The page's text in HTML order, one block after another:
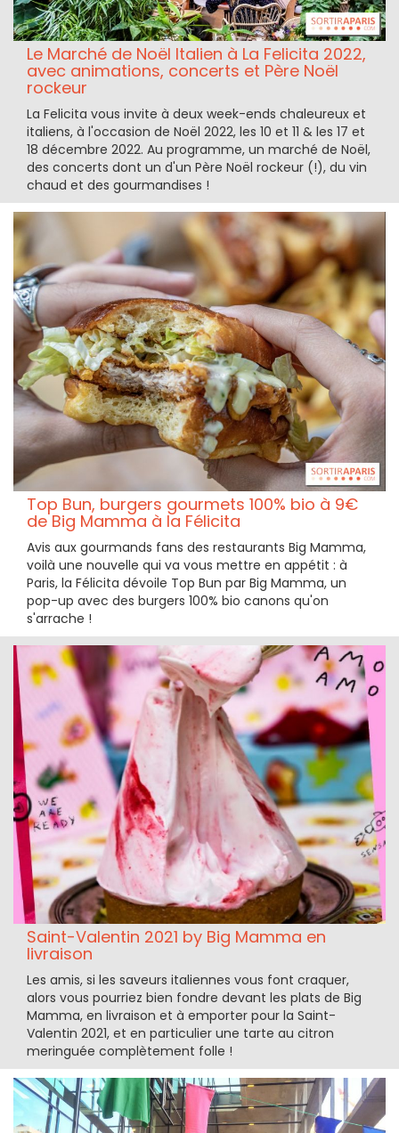
Le Marché de Noël Italien à La Felicita 2022,
avec animations, concerts et Père Noël
rockeur
La Felicita vous invite à deux week-ends chaleureux et
italiens, à l'occasion de Noël 2022, les 10 et 11 & les 17 et
18 décembre 2022. Au programme, un marché de Noël,
des concerts dont un d'un Père Noël rockeur (!), du vin
chaud et des gourmandises !
Top Bun, burgers gourmets 100% bio à 9€
de Big Mamma à la Félicita
Avis aux gourmands fans des restaurants Big Mamma,
voilà une nouvelle qui va vous mettre en appétit : à
Paris, la Félicita dévoile Top Bun par Big Mamma, un
pop-up avec des burgers 100% bio canons qu'on
s'arrache !
Saint-Valentin 2021 by Big Mamma en
livraison
Les amis, si les saveurs italiennes vous font craquer,
alors vous pourriez bien fondre devant les plats de Big
Mamma, en livraison et à emporter pour la Saint-
Valentin 2021, et en particulier une tarte au citron
meringuée complètement folle !